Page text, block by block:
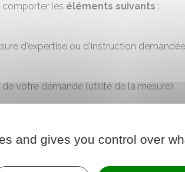
les éléments suivants :
d'expertise ou d'instruction
votre demande (utilité de la mesure).
que vous faites la demande vous-
and gives you control over